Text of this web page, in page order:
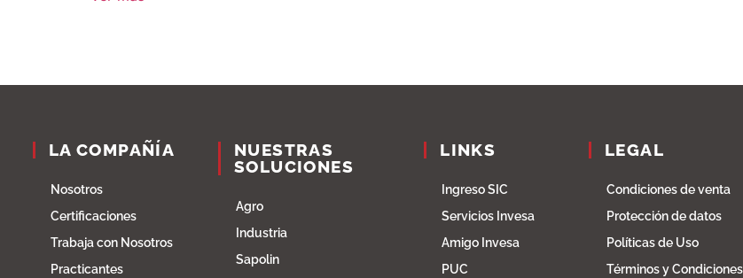
LA COMPAÑÍA
Nosotros
Certificaciones
Trabaja con Nosotros
Practicantes
NUESTRAS
SOLUCIONES
Agro
Industria
Sapolin
LINKS
Ingreso SIC
Servicios Invesa
Amigo Invesa
PUC
LEGAL
Condiciones de venta
Protección de datos
Políticas de Uso
Términos y Condiciones